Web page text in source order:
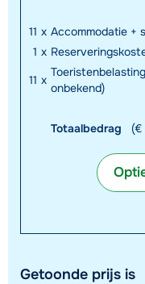
11 x Accommodatie +
1 x
11 x
onbekend)
Totaalbedrag
Getoonde prijs is